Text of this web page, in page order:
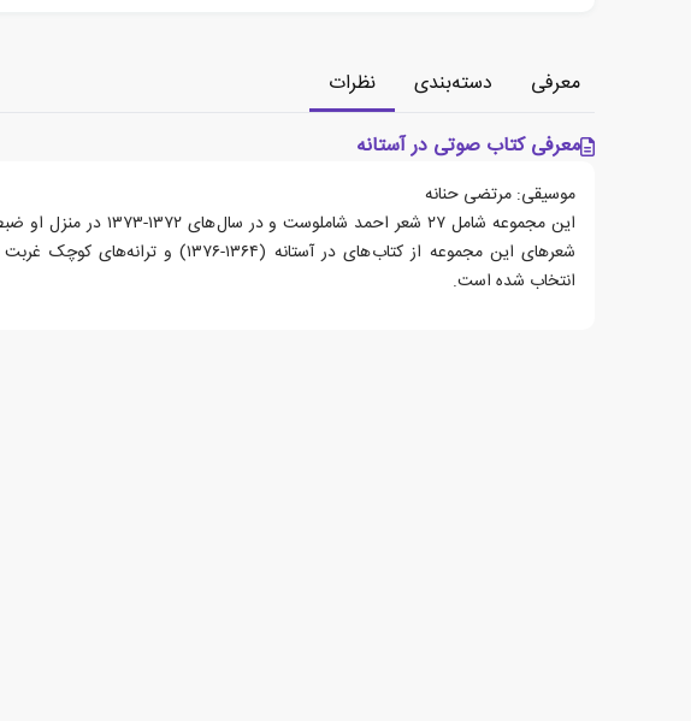
معرفی دسته‌بندی
نظرات
معرفی کتاب صوتی در آستانه
موسیقی: مرتضی حنانه
این مجموعه شامل ۲۷ شعر احمد شاملوست و در
انتخاب شده است.